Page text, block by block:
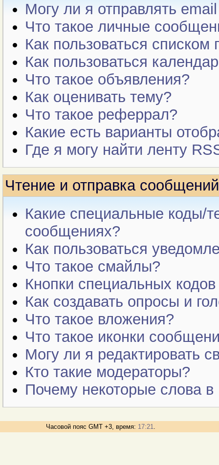
Могу ли я отправлять
Что такое личные
Как пользоваться списком
Как пользоваться
Что такое объявления?
Как оценивать тему?
Что такое реферрал?
Какие есть варианты
Где я могу найти ленту
Чтение и отправка сообщений
Какие специальные коды/
сообщениях?
Как пользоваться
Что такое смайлы?
Кнопки специальных
Как создавать опросы и
Что такое вложения?
Что такое иконки
Могу ли я редактировать
Кто такие модераторы?
Почему некоторые слова
Часовой пояс GMT +3, время: 17:21.